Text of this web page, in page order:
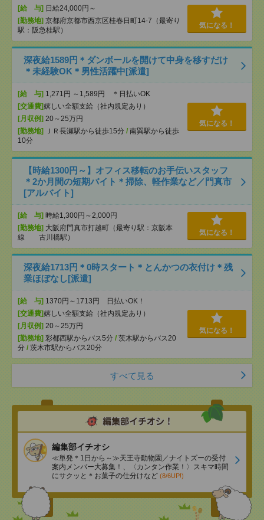
[給 与] 日給24,000円～
[勤務地] 京都府京都市西京区桂春日町14-7（最寄り
駅：阪急桂駅）
気になる！
深夜給1589円＊ダンボールを開けて中身を移すだけ
＊未経験OK＊男性活躍中[派遣]
[給 与] 1,271円 ～1,589円 ＊日払いOK
[交通費]嬉しい全額支給（社内規定あり）
[月収例] 20～25万円
[勤務地]
ＪＲ長瀬駅から徒歩15分 / 南巽駅から徒歩
10分
気になる！
【時給1300円～】オフィス移転のお手伝いスタッフ
＊2か月間の短期バイト＊掃除、軽作業など／門真市
[アルバイト]
[給 与] 時給1,300円～2,000円
[勤務地] 大阪府門真市打越町（最寄り駅：京阪本
線 古川橋駅）
気になる！
深夜給1713円＊0時スタート＊とんかつの衣付け＊残
業ほぼなし[派遣]
[給 与] 1370円～1713円 日払いOK！
[交通費]嬉しい全額支給（社内規定あり）
[月収例] 20～25万円
[勤務地] 彩都西駅からバス5分 / 茨木駅からバス20
分 / 茨木市駅からバス20分
気になる！
すべて見る
編集部イチオシ
≪単発＊1日から～≫天王寺動物園／ナイトズーの受付
案内メンバー大募集！、〈カンタン作業！〉スキマ時間
にサクッと＊お菓子の仕分けなど (8/6UP!)